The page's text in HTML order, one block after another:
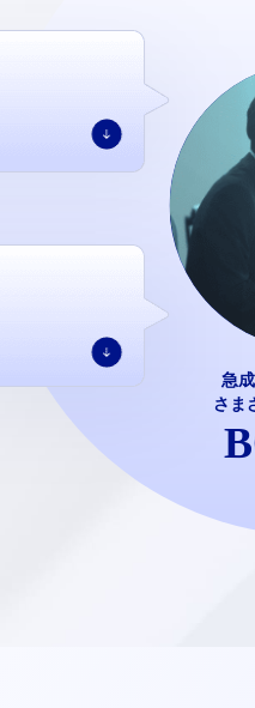
急
さま